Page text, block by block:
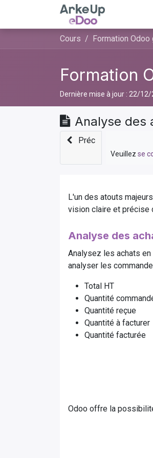
Cours Formation
Formation
Dernière mise à jour : 22/12/
Analyse des
Préc
Veuillez se
L'un des atouts
vision claire et précise
Analyse des
Analysez les achats en
analyser les
Total HT
Quantité
Quantité reçue
Quantité à facturer
Quantité facturée
Odoo offre la